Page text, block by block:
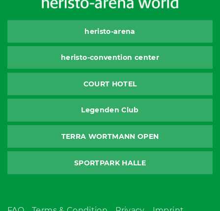
heristo-arena
heristo-convention center
COURT HOTEL
Legenden Club
TERRA WORTMANN OPEN
SPORTPARK HALLE